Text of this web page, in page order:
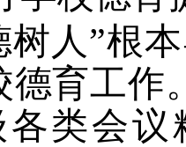
树人 ”根
德育工作
类会